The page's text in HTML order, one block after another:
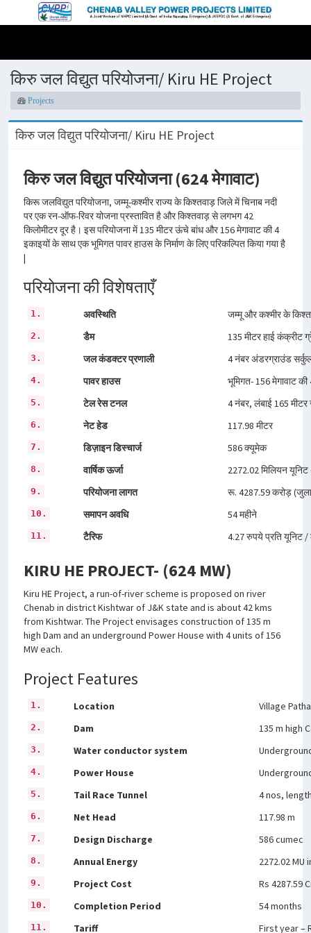
किरु जल विद्युत परियोजना/ Kiru HE Project
Projects
किरु जल विद्युत परियोजना/ Kiru HE Project
किरु जल विद्युत परियोजना (624 मेगावाट)
किरू जलविद्युत परियोजना, जम्मू-कश्मीर राज्य के किश्तवाड़ जिले में चिनाब नदी
पर एक रन-ऑफ-रिवर योजना प्रस्तावित है और किश्तवाड़ से लगभग 42
किलोमीटर दूर है। इस परियोजना में 135 मीटर ऊंचे बांध और 156 मेगावाट की 4
इकाइयों के साथ एक भूमिगत पावर हाउस के निर्माण के लिए परिकल्पित किया गया है
|
परियोजना की विशेषताएँ
1. अवस्थिति जम्मू और कश्मीर के
2. डैम 135 मीटर हाई कंक्रीट
3. जल कंडक्टर प्रणाली 4 नंबर अंडरग्राउंड
4. पावर हाउस भूमिगत- 156 मेगावाट की
5. टेल रेस टनल 4 नंबर, लंबाई 165
6. नेट हेड 117.98 मीटर
7. डिज़ाइन डिस्चार्ज 586 क्यूमेक
8. वार्षिक ऊर्जा 2272.02 मिलियन यूनिट
9. परियोजना लागत रू. 4287.59 करोड़
10. समापन अवधि 54 महीने
11. टैरिफ 4.27 रुपये प्रति यूनिट
KIRU HE PROJECT- (624 MW)
Kiru HE Project, a run-of-river scheme is proposed on river
Chenab in district Kishtwar of J&K state and is about 42 kms
from Kishtwar. The Project envisages construction of 135 m
high Dam and an underground Power House with 4 units of 156
MW each.
Project Features
1. Location Village
2. Dam 135 m high
3. Water conductor system
4. Power House
5. Tail Race Tunnel 4 nos,
6. Net Head 117.98 m
7. Design Discharge 586 cumec
8. Annual Energy 2272.02
9. Project Cost Rs 4287.59
10. Completion Period 54 months
11. Tariff First year –